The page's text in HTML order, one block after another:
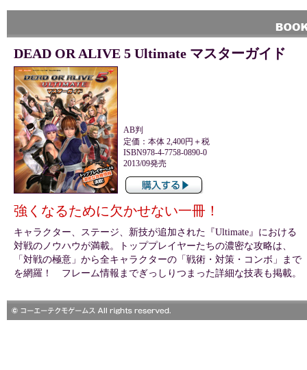
DEAD OR ALIVE 5 Ultimate マスターガイド
AB判
定価：本体 2,400円＋税
ISBN978-4-7758-0890-0
2013/09発売
強くなるために欠かせない一冊！
キャラクター、ステージ、新技が追加された『Ultimate』における
対戦のノウハウが満載。トッププレイヤーたちの濃密な攻略は、
「対戦の極意」から全キャラクターの「戦術・対策・コンボ」まで
を網羅！ フレーム情報までぎっしりつまった詳細な技表も掲載。